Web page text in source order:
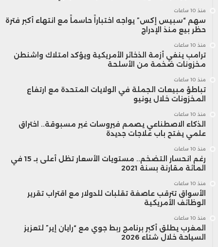
منذ 10 ساعات
سهم “سبيس إكس” يواجه اختباراً حاسماً مع انتهاء أكبر فترة
حظر بيع منذ الإدراج
منذ 10 ساعات
ترامب ينفي أزمة الذخائر الأمريكية ويؤكد امتلاك واشنطن
مخزونات ضخمة من الأسلحة
منذ 10 ساعات
تباطؤ مبيعات الجملة في الولايات المتحدة مع ارتفاع
المخزونات خلال يونيو
منذ 10 ساعات
الذكاء الاصطناعي يصمم فيروسات غير مسبوقة.. اختراق
علمي يفتح باب علاجات جديدة
منذ 10 ساعات
رغم انحسار التضخم.. مستويات الأسعار تظل أعلى بـ 15 في
المائة مقارنة بسنة 2021
منذ 10 ساعات
الأسواق تترقب عاصفة تقلبات للدولار مع اقتراب تقرير
الوظائف الأمريكية
منذ 10 ساعات
المغرب يطلق أكبر برنامج ربط جوي مع “رايان إير” لتعزيز
السياحة خلال شتاء 2026